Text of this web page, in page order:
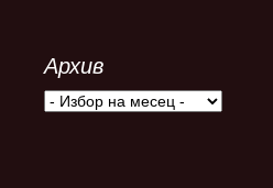
Архив
Архив